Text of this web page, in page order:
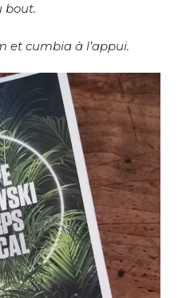
bout.
et cumbia à l’appui.